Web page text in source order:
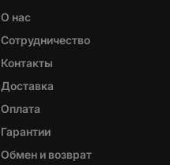
О нас
Сотрудничество
Контакты
Доставка
Оплата
Гарантии
Обмен и возврат